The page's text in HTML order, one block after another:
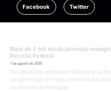
Facebook Twitter
Mais de 4 mil medicamentos
Receita Federal
7 de agosto de 2026
Fiscalizações realizadas na Aduana da
na apreensão de medicamentos
de medicina do Paraguai